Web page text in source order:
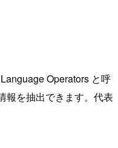
Operators と呼
報を抽出できます。代表